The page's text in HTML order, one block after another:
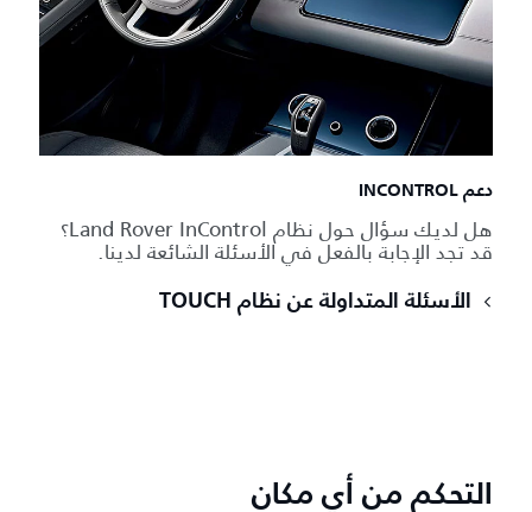
دعم INCONTROL
هل لديك سؤال حول نظام Land Rover InControl؟
قد تجد الإجابة بالفعل في الأسئلة الشائعة لدينا.
الأسئلة المتداولة عن نظام TOUCH
التحكم من أي مكان